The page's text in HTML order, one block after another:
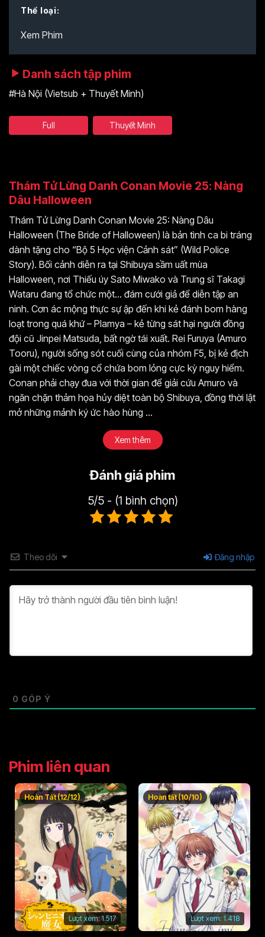
Thể loại:
Xem Phim
Danh sách tập phim
#Hà Nội (Vietsub + Thuyết Minh)
Full Thuyết Minh
Thám Tử Lừng Danh Conan Movie 25: Nàng
Dâu Halloween
Thám Tử Lừng Danh Conan Movie 25: Nàng Dâu
Halloween (The Bride of Halloween) là bản tình ca bi tráng
dành tặng cho “Bộ 5 Học viện Cảnh sát” (Wild Police
Story). Bối cảnh diễn ra tại Shibuya sầm uất mùa
Halloween, nơi Thiếu úy Sato Miwako và Trung sĩ Takagi
Wataru đang tổ chức một… đám cưới giả để diễn tập an
ninh. Cơn ác mộng thực sự ập đến khi kẻ đánh bom hàng
loạt trong quá khứ – Plamya – kẻ từng sát hại người đồng
đội cũ Jinpei Matsuda, bất ngờ tái xuất. Rei Furuya (Amuro
Tooru), người sống sót cuối cùng của nhóm F5, bị kẻ địch
gài một chiếc vòng cổ chứa bom lỏng cực kỳ nguy hiểm.
Conan phải chạy đua với thời gian để giải cứu Amuro và
ngăn chặn thảm họa hủy diệt toàn bộ Shibuya, đồng thời lật
mở những mảnh ký ức hào hùng ...
Xem thêm
Đánh giá phim
5/5 - (1 bình chọn)
Theo dõi Đăng nhập
0 GÓP Ý
Phim liên quan
Lượt xem:1.517
Hoàn Tất (12/12)
Lượt xem: 1.418
Hoàn tất (10/10)